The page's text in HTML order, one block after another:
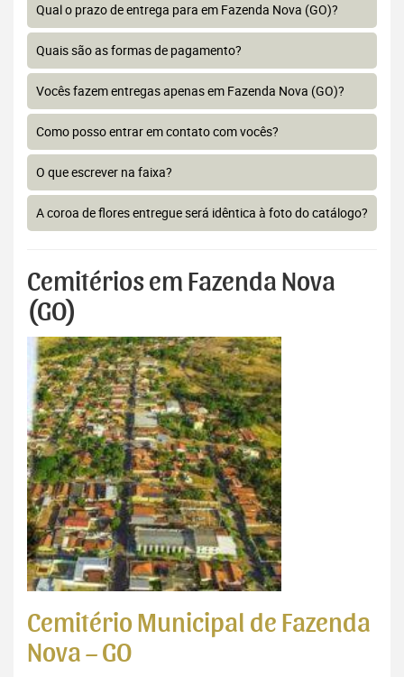
Qual o prazo de entrega para em Fazenda Nova (GO)?
Quais são as formas de pagamento?
Vocês fazem entregas apenas em Fazenda Nova (GO)?
Como posso entrar em contato com vocês?
O que escrever na faixa?
A coroa de flores entregue será idêntica à foto do catálogo?
Cemitérios em Fazenda Nova
(GO)
Cemitério Municipal de Fazenda
Nova – GO